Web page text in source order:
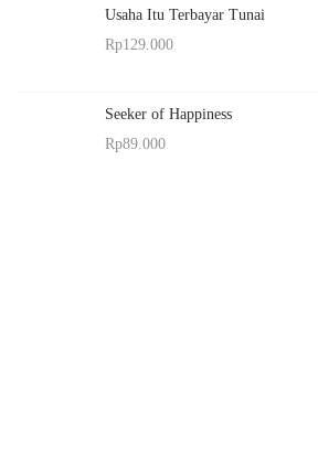
Usaha Itu Terbayar Tunai
Rp129.000
Seeker of Happiness
Rp89.000